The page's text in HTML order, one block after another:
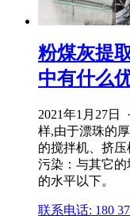
粉煤灰提
中有什么
2021年1月27日
样,由于漂珠的
的搅拌机、挤
污染：与其它
的水平以下。
联系电话: 180